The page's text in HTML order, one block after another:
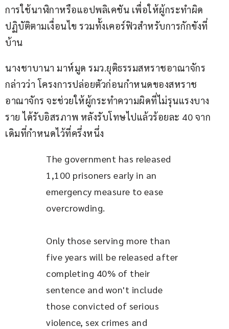
การใช้นาฬิกาหรือแอปพลิเคชัน เพื่อให้ผู้กระทำผิด
ปฏิบัติตามเงื่อนไข รวมทั้งเคอร์ฟิวสำหรับการกักขังที่
บ้าน
นางชาบานา มาห์มูด รมว.ยุติธรรมสหราชอาณาจักร
กล่าวว่า โครงการปล่อยตัวก่อนกำหนดของสหราช
อาณาจักร จะช่วยให้ผู้กระทำความผิดที่ไม่รุนแรงบาง
ราย ได้รับอิสรภาพ หลังรับโทษไปแล้วร้อยละ 40 จาก
เดิมที่กำหนดไว้ที่ครึ่งหนึ่ง
The government has released
1,100 prisoners early in an
emergency measure to ease
overcrowding.
Only those serving more than
five years will be released after
completing 40% of their
sentence and won't include
those convicted of serious
violence, sex crimes and